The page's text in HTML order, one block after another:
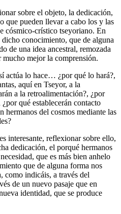
sobre el objeto, la dedicación,
que pueden llevar a cabo los y las
cósmico-crístico tseyoriano. En
conocimiento, que de alguna
de una idea ancestral, remozada
mucho mejor la comprensión.
actúa lo hace… ¿por qué lo hará?,
aquí en Tseyor, a la
a la retroalimentación?, ¿por
qué establecerán contacto
hermanos del cosmos mediante las
interesante, reflexionar sobre ello,
dedicación, el porqué hermanos
que es más bien anhelo
que de alguna forma nos
como indicáis, a través del
de un nuevo pasaje que en
identidad, que se produce